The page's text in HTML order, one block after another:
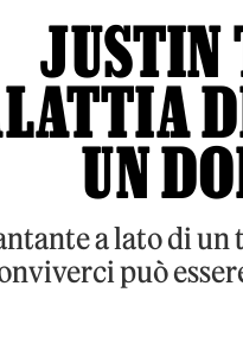
JUSTIN
UN
a lato di un
può